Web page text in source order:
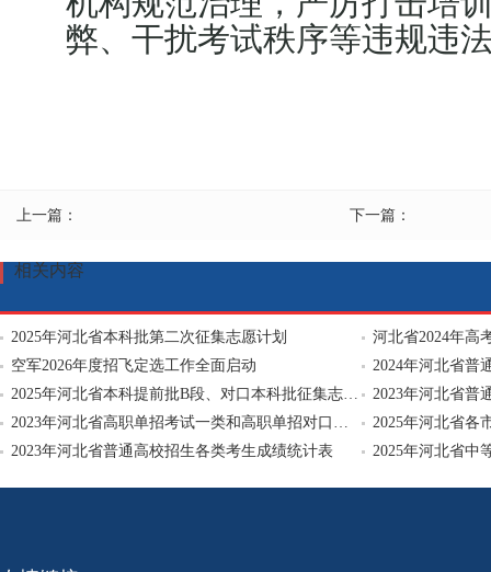
弊、干扰考试秩序等违规违
上一篇： 下一篇：
相关内容
2025年河北省本科批第二次征集志愿计划
河北省2024年高
空军2026年度招飞定选工作全面启动
2024年河北省普
2025年河北省本科提前批B段、对口本科批征集志愿计划
2023年河北省普
2023年河北省高职单招考试一类和高职单招对口建筑类考试成绩统计表
2023年河北省普通高校招生各类考生成绩统计表
2025年河北省中